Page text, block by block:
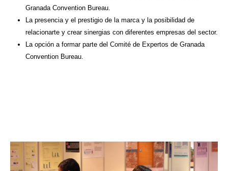
Granada Convention Bureau.
La presencia y el prestigio de la marca y la posibilidad de
relacionarte y crear sinergias con diferentes empresas del sector.
La opción a formar parte del Comité de Expertos de Granada
Convention Bureau.